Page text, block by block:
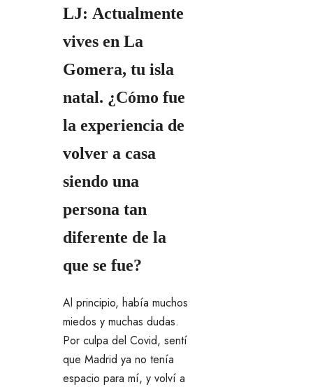
LJ: Actualmente
vives en La
Gomera, tu isla
natal. ¿Cómo fue
la experiencia de
volver a casa
siendo una
persona tan
diferente de la
que se fue?
Al principio, había muchos
miedos y muchas dudas.
Por culpa del Covid, sentí
que Madrid ya no tenía
espacio para mí, y volví a